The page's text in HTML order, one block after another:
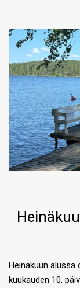
Heinäkuun alussa
kuukauden 10.